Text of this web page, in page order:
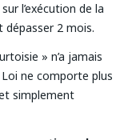
l’exécution de la
dépasser 2 mois.
» n’a jamais
ne comporte plus
simplement